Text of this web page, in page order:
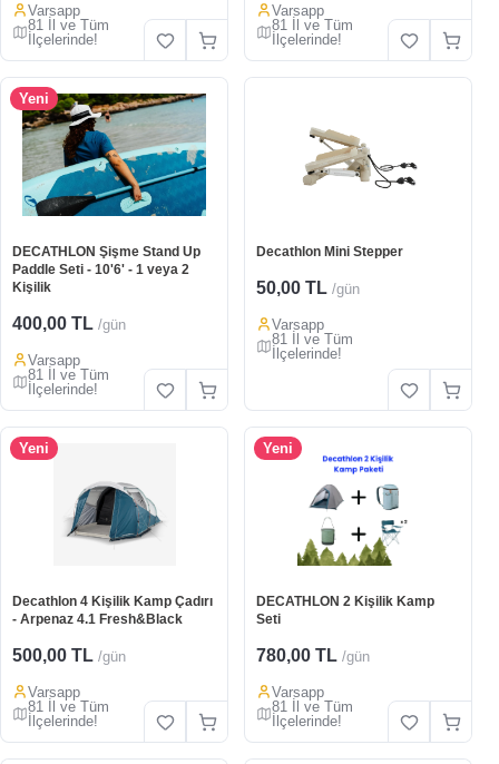
Varsapp
81 İl ve Tüm
İlçelerinde!
Varsapp
81 İl ve Tüm
İlçelerinde!
Yeni
DECATHLON Şişme Stand Up
Paddle Seti - 10'6' - 1 veya 2
Kişilik
400,00 TL /gün
Varsapp
81 İl ve Tüm
İlçelerinde!
Decathlon Mini Stepper
50,00 TL /gün
Varsapp
81 İl ve Tüm
İlçelerinde!
Yeni
Decathlon 4 Kişilik Kamp Çadırı
- Arpenaz 4.1 Fresh&Black
500,00 TL /gün
Varsapp
81 İl ve Tüm
İlçelerinde!
Yeni
DECATHLON 2 Kişilik Kamp
Seti
780,00 TL /gün
Varsapp
81 İl ve Tüm
İlçelerinde!